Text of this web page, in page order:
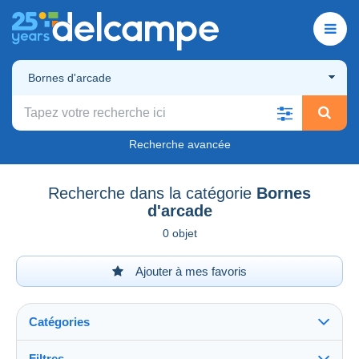
Bornes d'arcade
Recherche avancée
Recherche dans la catégorie Bornes
d'arcade
0 objet
Ajouter à mes favoris
Catégories